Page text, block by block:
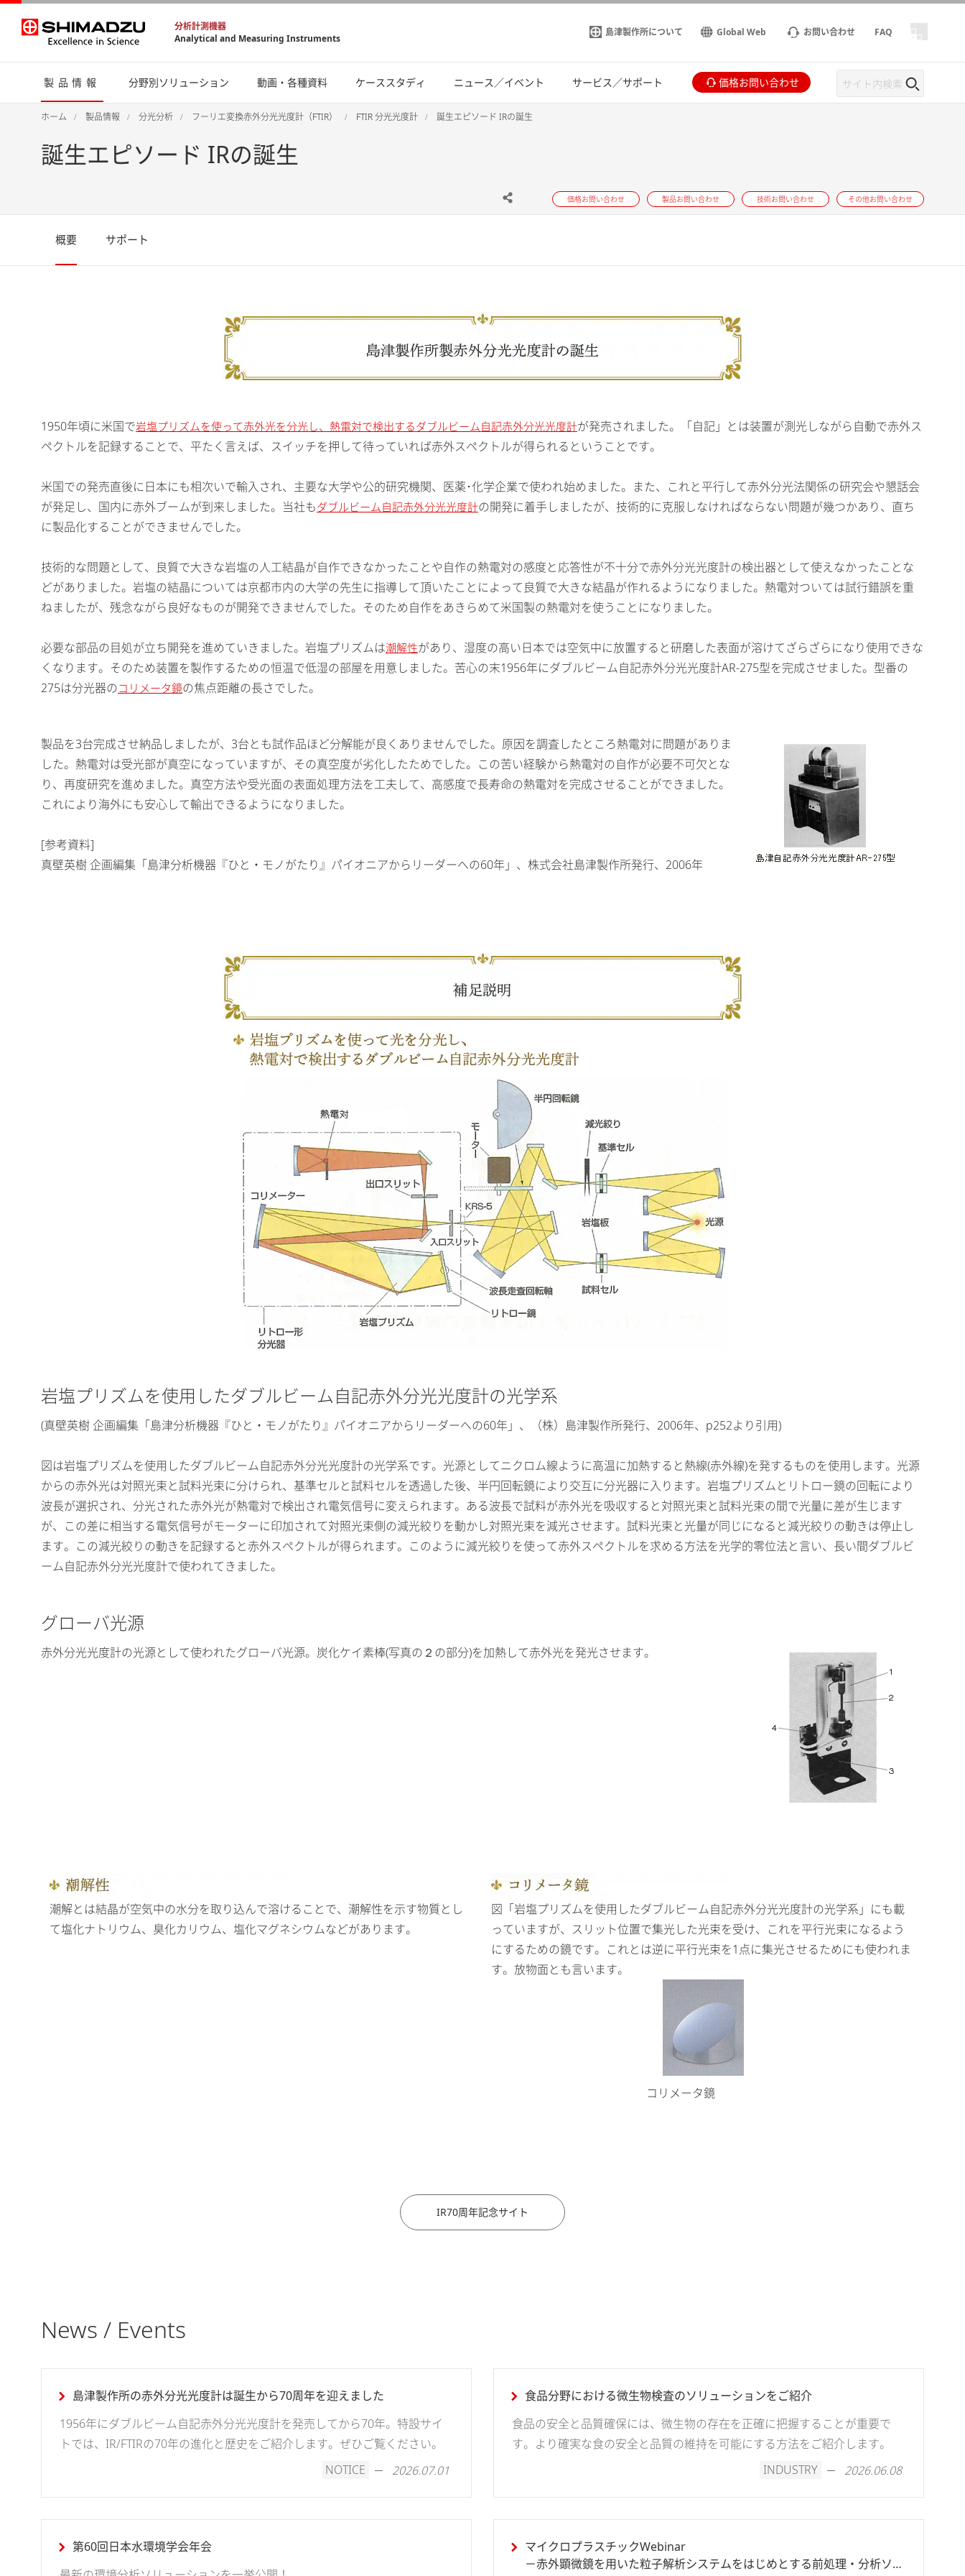
分析計測機器
Analytical and Measuring Instruments
島津製作所について Global Web お問い合わせ FAQ
製品情報 分野別ソリューション 動画・各種資料 ケーススタディ ニュース／イベント サービス／サポート 価格お問い合わせ
ホーム 製品情報 分光分析 フーリエ変換赤外分光光度計（FTIR） FTIR 分光光度計 誕生エピソード IRの誕生
誕生エピソード IRの誕生
価格お問い合わせ 製品お問い合わせ 技術お問い合わせ その他お問い合わせ
概要 サポート
1950年頃に米国で岩塩プリズムを使って赤外光を分光し、熱電対で検出するダブルビーム自記赤外分光光度計が発売されました。「自記」とは装置が測光しながら自動で赤外ス
ペクトルを記録することで、平たく言えば、スイッチを押して待っていれば赤外スペクトルが得られるということです。
米国での発売直後に日本にも相次いで輸入され、主要な大学や公的研究機関、医薬･化学企業で使われ始めました。また、これと平行して赤外分光法関係の研究会や懇話会
が発足し、国内に赤外ブームが到来しました。当社もダブルビーム自記赤外分光光度計の開発に着手しましたが、技術的に克服しなければならない問題が幾つかあり、直ち
に製品化することができませんでした。
技術的な問題として、良質で大きな岩塩の人工結晶が自作できなかったことや自作の熱電対の感度と応答性が不十分で赤外分光光度計の検出器として使えなかったことな
どがありました。岩塩の結晶については京都市内の大学の先生に指導して頂いたことによって良質で大きな結晶が作れるようになりました。熱電対ついては試行錯誤を重
ねましたが、残念ながら良好なものが開発できませんでした。そのため自作をあきらめて米国製の熱電対を使うことになりました。
必要な部品の目処が立ち開発を進めていきました。岩塩プリズムは潮解性があり、湿度の高い日本では空気中に放置すると研磨した表面が溶けてざらざらになり使用できな
くなります。そのため装置を製作するための恒温で低湿の部屋を用意しました。苦心の末1956年にダブルビーム自記赤外分光光度計AR-275型を完成させました。型番の
275は分光器のコリメータ鏡の焦点距離の長さでした。
製品を3台完成させ納品しましたが、3台とも試作品ほど分解能が良くありませんでした。原因を調査したところ熱電対に問題がありま
した。熱電対は受光部が真空になっていますが、その真空度が劣化したためでした。この苦い経験から熱電対の自作が必要不可欠とな
り、再度研究を進めました。真空方法や受光面の表面処理方法を工夫して、高感度で長寿命の熱電対を完成させることができました。
これにより海外にも安心して輸出できるようになりました。
[参考資料]
真壁英樹 企画編集「島津分析機器『ひと・モノがたり』パイオニアからリーダーへの60年」、株式会社島津製作所発行、2006年
岩塩プリズムを使用したダブルビーム自記赤外分光光度計の光学系
(真壁英樹 企画編集「島津分析機器『ひと・モノがたり』パイオニアからリーダーへの60年」、（株）島津製作所発行、2006年、p252より引用)
図は岩塩プリズムを使用したダブルビーム自記赤外分光光度計の光学系です。光源としてニクロム線ように高温に加熱すると熱線(赤外線)を発するものを使用します。光源
からの赤外光は対照光束と試料光束に分けられ、基準セルと試料セルを透過した後、半円回転鏡により交互に分光器に入ります。岩塩プリズムとリトロー鏡の回転により
波長が選択され、分光された赤外光が熱電対で検出され電気信号に変えられます。ある波長で試料が赤外光を吸収すると対照光束と試料光束の間で光量に差が生じます
が、この差に相当する電気信号がモーターに印加されて対照光束側の減光絞りを動かし対照光束を減光させます。試料光束と光量が同じになると減光絞りの動きは停止し
ます。この減光絞りの動きを記録すると赤外スペクトルが得られます。このように減光絞りを使って赤外スペクトルを求める方法を光学的零位法と言い、長い間ダブルビ
ーム自記赤外分光光度計で使われてきました。
グローバ光源
赤外分光光度計の光源として使われたグローバ光源。炭化ケイ素棒(写真の２の部分)を加熱して赤外光を発光させます。
潮解とは結晶が空気中の水分を取り込んで溶けることで、潮解性を示す物質とし
て塩化ナトリウム、臭化カリウム、塩化マグネシウムなどがあります。
図「岩塩プリズムを使用したダブルビーム自記赤外分光光度計の光学系」にも載
っていますが、スリット位置で集光した光束を受け、これを平行光束になるよう
にするための鏡です。これとは逆に平行光束を1点に集光させるためにも使われま
す。放物面とも言います。
コリメータ鏡
IR70周年記念サイト
News / Events
島津製作所の赤外分光光度計は誕生から70周年を迎えました
1956年にダブルビーム自記赤外分光光度計を発売してから70年。特設サイ
トでは、IR/FTIRの70年の進化と歴史をご紹介します。ぜひご覧ください。
NOTICE
2026.07.01
食品分野における微生物検査のソリューションをご紹介
食品の安全と品質確保には、微生物の存在を正確に把握することが重要で
す。より確実な食の安全と品質の維持を可能にする方法をご紹介します。
INDUSTRY
2026.06.08
第60回日本水環境学会年会
マイクロプラスチックWebinar
－赤外顕微鏡を用いた粒子解析システムをはじめとする前処理・分析ソリ